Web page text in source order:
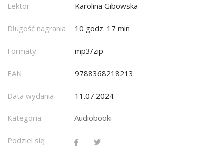
Lektor Karolina Gibowska
Długość nagrania 10 godz. 17 min
Formaty mp3/zip
EAN 9788368218213
Data wydania 11.07.2024
Kategoria: Audiobooki
Podziel się